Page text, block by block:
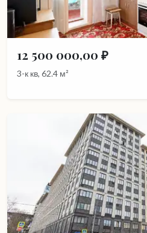
12 500 000,00 ₽
3-к кв, 62.4 м²